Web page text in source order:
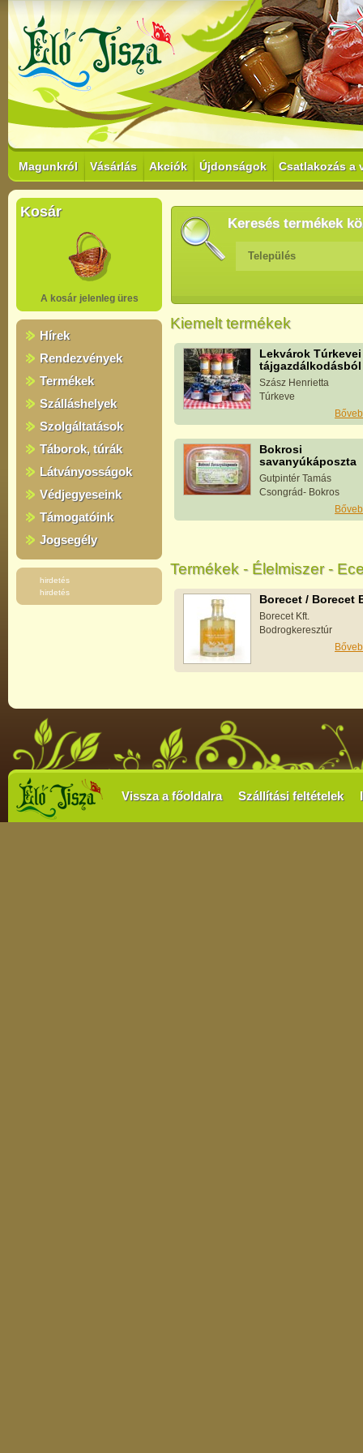
Magunkról Vásárlás Akciók Újdonságok Csatlakozás a
Kosár
A kosár jelenleg üres
Hírek
Rendezvények
Termékek
Szálláshelyek
Szolgáltatások
Táborok, túrák
Látványosságok
Védjegyeseink
Támogatóink
Jogsegély
hirdetés
hirdetés
Keresés termékek
Település
Kiemelt termékek
Lekvárok Túrkevei
tájgazdálkodásból
Szász Henrietta
Túrkeve
Bokrosi
savanyúkáposzta
Gutpintér Tamás
Csongrád- Bokros
Termékek - Élelmiszer -
Borecet / Borecet
Borecet Kft.
Bodrogkeresztúr
Vissza a főoldalra Szállítási feltételek